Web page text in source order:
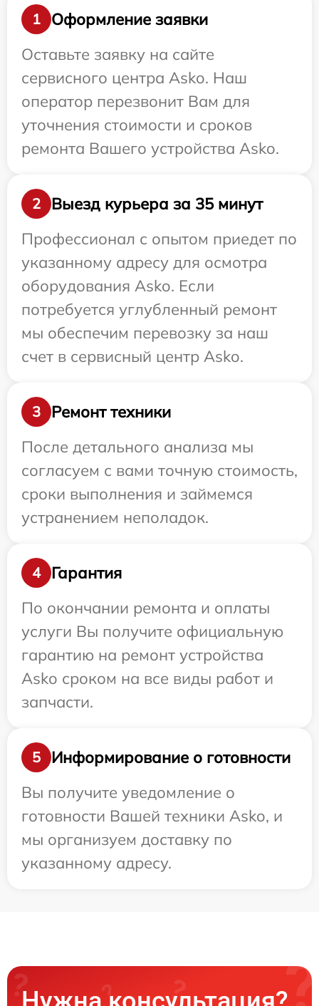
1
Оформление заявки
Оставьте заявку на сайте
сервисного центра Asko. Наш
оператор перезвонит Вам для
уточнения стоимости и сроков
ремонта Вашего устройства Asko.
2
Выезд курьера за 35 минут
Профессионал с опытом приедет по
указанному адресу для осмотра
оборудования Asko. Если
потребуется углубленный ремонт
мы обеспечим перевозку за наш
счет в сервисный центр Asko.
3
Ремонт техники
После детального анализа мы
согласуем с вами точную стоимость,
сроки выполнения и займемся
устранением неполадок.
4
Гарантия
По окончании ремонта и оплаты
услуги Вы получите официальную
гарантию на ремонт устройства
Asko сроком на все виды работ и
запчасти.
5
Информирование о готовности
Вы получите уведомление о
готовности Вашей техники Asko, и
мы организуем доставку по
указанному адресу.